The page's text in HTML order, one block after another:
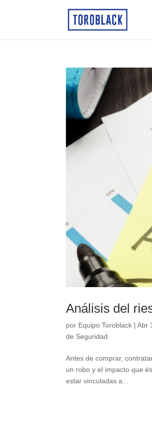
Análisis del
por Equipo Toroblack |Abr
de Seguridad
Antes de comprar,
un robo y el impacto que
estar vinculadas a...